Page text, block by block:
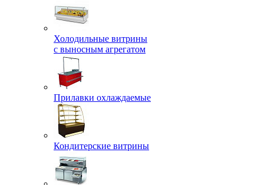
Холодильные витрины
с выносным агрегатом
Прилавки охлаждаемые
Кондитерские витрины